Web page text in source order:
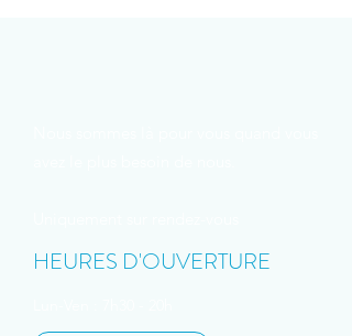
HEURES D'OUVERTURE